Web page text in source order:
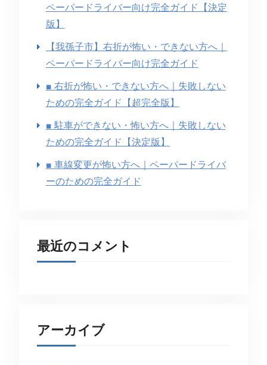
ペーパードライバー向け完全ガイド【決定
版】
【我孫子市】右折が怖い・できない方へ｜
ペーパードライバー向け完全ガイド
■ 右折が怖い・できない方へ｜失敗しない
ための完全ガイド【超完全版】
■ 駐車ができない・怖い方へ｜失敗しない
ための完全ガイド【決定版】
■ 車線変更が怖い方へ｜ペーパードライバ
ーのための完全ガイド
最近のコメント
アーカイブ